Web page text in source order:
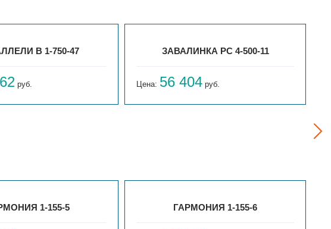
В 1-750-47
руб.
ЗАВАЛИНКА РС 4-500-11
Цена: 56 404 руб.
1-155-5 ГАРМОНИЯ 1-155-6